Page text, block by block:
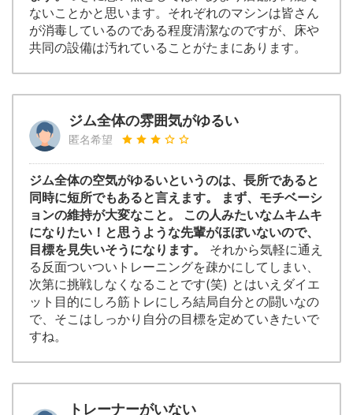
ないことかと思います。それぞれのマシンは皆さん
が消毒しているのである程度清潔なのですが、床や
共同の設備は汚れていることがたまにあります。
ジム全体の雰囲気がゆるい
匿名希望
ジム全体の空気がゆるいというのは、長所であると
同時に短所でもあると言えます。 まず、モチベーシ
ョンの維持が大変なこと。 この人みたいなムキムキ
になりたい！と思うような先輩がほぼいないので、
目標を見失いそうになります。
それから気軽に通え
る反面ついついトレーニングを疎かにしてしまい、
次第に挑戦しなくなることです(笑) とはいえダイエ
ット目的にしろ筋トレにしろ結局自分との闘いなの
で、そこはしっかり自分の目標を定めていきたいで
すね。
トレーナーがいない